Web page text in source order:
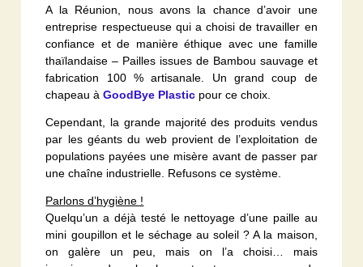
A la Réunion, nous avons la chance d’avoir une
entreprise respectueuse qui a choisi de travailler en
confiance et de manière éthique avec une famille
thaïlandaise – Pailles issues de Bambou sauvage et
fabrication 100 % artisanale. Un grand coup de
chapeau àGoodBye Plastic pour ce choix.
Cependant, la grande majorité des produits vendus
par les géants du web provient de l’exploitation de
populations payées une misère avant de passer par
une chaîne industrielle. Refusons ce système.
Parlons d’hygiène !
Quelqu’un a déjà testé le nettoyage d’une paille au
mini goupillon et le séchage au soleil ? A la maison,
on galère un peu, mais on l’a choisi… mais